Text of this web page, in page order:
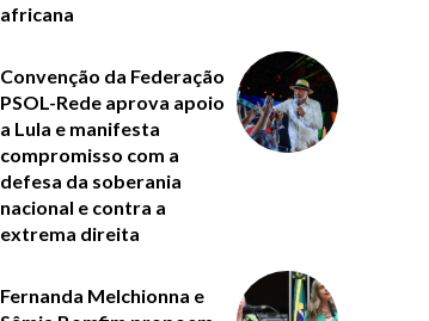
africana
Convenção da Federação
PSOL-Rede aprova apoio
a Lula e manifesta
compromisso com a
defesa da soberania
nacional e contra a
extrema direita
Fernanda Melchionna e